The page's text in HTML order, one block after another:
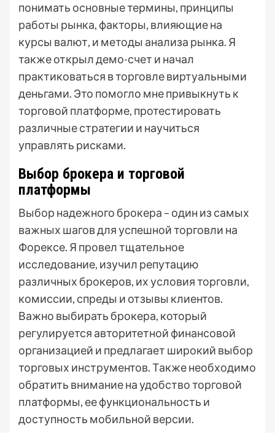
понимать основные термины, принципы
работы рынка, факторы, влияющие на
курсы валют, и методы анализа рынка. Я
также открыл демо-счет и начал
практиковаться в торговле виртуальными
деньгами. Это помогло мне привыкнуть к
торговой платформе, протестировать
различные стратегии и научиться
управлять рисками.
Выбор брокера и торговой
платформы
Выбор надежного брокера – один из самых
важных шагов для успешной торговли на
Форексе. Я провел тщательное
исследование, изучил репутацию
различных брокеров, их условия торговли,
комиссии, спреды и отзывы клиентов.
Важно выбирать брокера, который
регулируется авторитетной финансовой
организацией и предлагает широкий выбор
торговых инструментов. Также необходимо
обратить внимание на удобство торговой
платформы, ее функциональность и
доступность мобильной версии.